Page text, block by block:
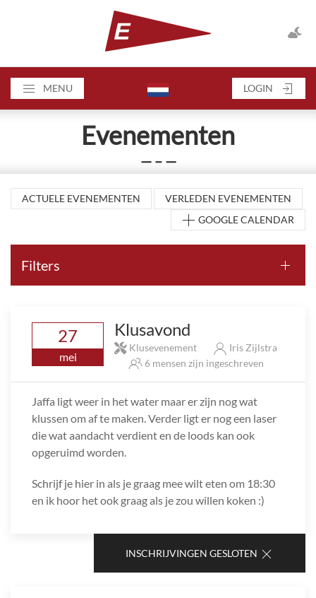
MENU LOGIN
Evenementen
— – —
ACTUELE EVENEMENTEN
VERLEDEN EVENEMENTEN
GOOGLE CALENDAR
Filters
27
mei
Klusavond
Klusevenement
Iris Zijlstra
6 mensen zijn ingeschreven
Jaffa ligt weer in het water maar er zijn nog wat
klussen om af te maken. Verder ligt er nog een laser
die wat aandacht verdient en de loods kan ook
opgeruimd worden.
Schrijf je hier in als je graag mee wilt eten om 18:30
en ik hoor het ook graag als je zou willen koken :)
INSCHRIJVINGEN GESLOTEN